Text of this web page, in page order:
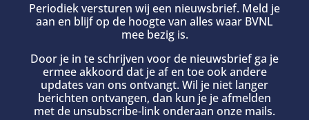
Periodiek versturen wij een nieuwsbrief. Meld je
aan en blijf op de hoogte van alles waar BVNL
mee bezig is.
Door je in te schrijven voor de nieuwsbrief ga je
ermee akkoord dat je af en toe ook andere
updates van ons ontvangt. Wil je niet langer
berichten ontvangen, dan kun je je afmelden
met de unsubscribe-link onderaan onze mails.